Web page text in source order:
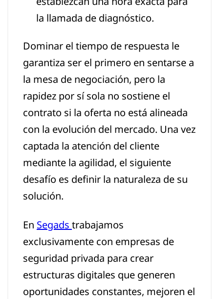
la llamada de diagnóstico.
Dominar el tiempo de respuesta le
garantiza ser el primero en sentarse a
la mesa de negociación, pero la
rapidez por sí sola no sostiene el
contrato si la oferta no está alineada
con la evolución del mercado. Una vez
captada la atención del cliente
mediante la agilidad, el siguiente
desafío es definir la naturaleza de su
solución.
En Segads trabajamos
exclusivamente con empresas de
seguridad privada para crear
estructuras digitales que generen
oportunidades constantes, mejoren el